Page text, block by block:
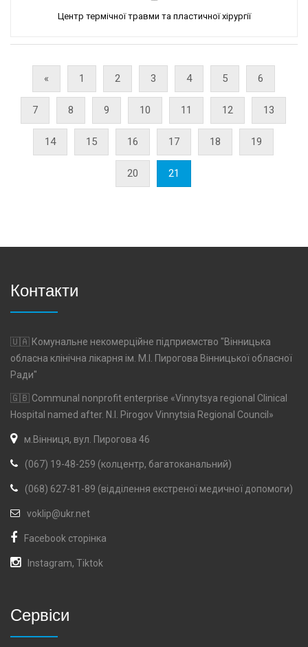
Центр термічної травми та пластичної хірургії
« 1 2 3 4 5 6
7 8 9 10 11 12 13
14 15 16 17 18 19
20 21
Контакти
🇺🇦 Комунальне некомерційне підприємство "Вінницька
обласна клінічна лікарня ім. М.І. Пирогова Вінницької обласної
Ради"
🇬🇧 Communal nonprofit enterprise «Vinnytsya regional Clinical
Hospital named after. N.I. Pirogov Vinnytsia Regional Council»
м.Вінниця, вул. Пирогова 46
(067) 19-48-259 (колцентр, багатоканальний)
(068) 627-81-89 (відділення екстреної медичної допомоги)
voklip@ukr.net
Facebook сторінка
Instagram, Tiktok
Сервіси